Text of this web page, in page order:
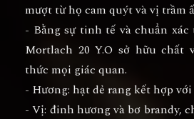
mượt từ họ cam quýt và vị trầm
- Bằng sự tinh tế và chuẩn
Mortlach 20 Y.O sở hữu chất
thức mọi giác quan.
- Hương: hạt dẻ rang kết hợp với
- Vị: đinh hương và bơ brandy,